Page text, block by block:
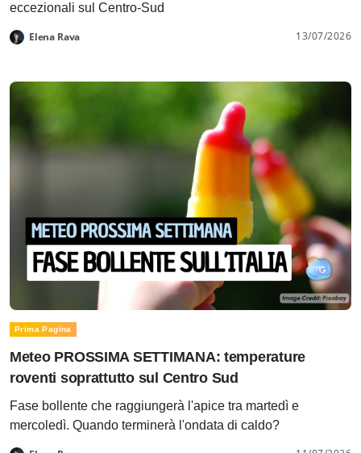
eccezionali sul Centro-Sud
Elena Rava 13/07/2026
Prima Pagina
Meteo PROSSIMA SETTIMANA: temperature
roventi soprattutto sul Centro Sud
Fase bollente che raggiungerà l'apice tra martedì e
mercoledì. Quando terminerà l'ondata di caldo?